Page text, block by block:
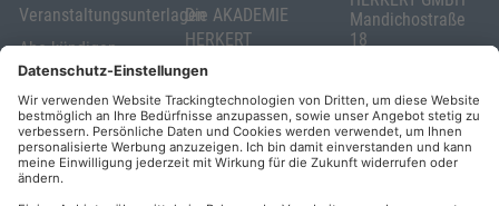
Veranstaltungsunterlagen
Abo kündigen
Widerrufsrecht
für Verbraucher
Elektronischer
Geschäftsverkehr
Die AKADEMIE
HERKERT
FORUM VERLAG
HERKERT
Kontakt
Mandichostraße
18
Telefon: +49
(0)8233 381-123
Telefax: +49
(0)8233 381-222
E-Mail: